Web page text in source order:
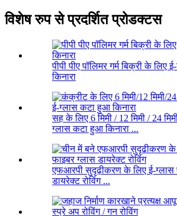
विशेष रुप से प्रदर्शित प्रोडक्टस
पीपी पीए पॉलिमर गर्म बिक्री के
किनारा
सह के लिए 6 मिमी / 12 मिमी / 24
ग्लास कटा हुआ किनारा ...
एफआरपी सुदृढ़ीकरण के लिए ई-ग्लास
डायरेक्ट रोविंग ...